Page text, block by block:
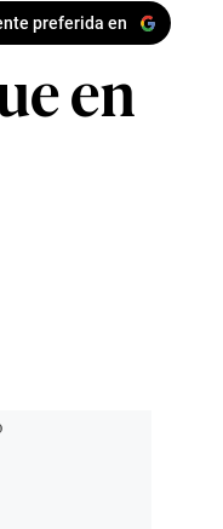
preferida en
en